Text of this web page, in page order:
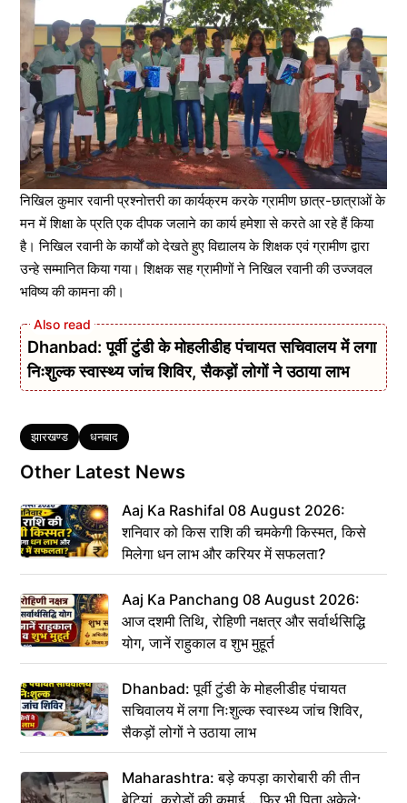
निखिल कुमार रवानी प्रश्नोत्तरी का कार्यक्रम करके ग्रामीण छात्र-छात्राओं के
मन में शिक्षा के प्रति एक दीपक जलाने का कार्य हमेशा से करते आ रहे हैं किया
है। निखिल रवानी के कार्यों को देखते हुए विद्यालय के शिक्षक एवं ग्रामीण द्वारा
उन्हे सम्मानित किया गया। शिक्षक सह ग्रामीणों ने निखिल रवानी की उज्जवल
भविष्य की कामना की।
Dhanbad: पूर्वी टुंडी के मोहलीडीह पंचायत सचिवालय में लगा
निःशुल्क स्वास्थ्य जांच शिविर, सैकड़ों लोगों ने उठाया लाभ
Tags
झारखण्ड धनबाद
Other Latest News
Aaj Ka Rashifal 08 August 2026:
शनिवार को किस राशि की चमकेगी किस्मत, किसे
मिलेगा धन लाभ और करियर में सफलता?
Aaj Ka Panchang 08 August 2026:
आज दशमी तिथि, रोहिणी नक्षत्र और सर्वार्थसिद्धि
योग, जानें राहुकाल व शुभ मुहूर्त
Dhanbad: पूर्वी टुंडी के मोहलीडीह पंचायत
सचिवालय में लगा निःशुल्क स्वास्थ्य जांच शिविर,
सैकड़ों लोगों ने उठाया लाभ
Maharashtra: बड़े कपड़ा कारोबारी की तीन
बेटियां, करोड़ों की कमाई… फिर भी पिता अकेले: